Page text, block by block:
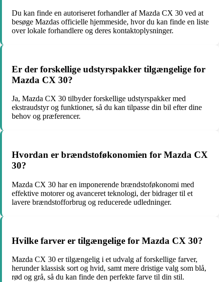
Du kan finde en autoriseret forhandler af Mazda CX 30 ved at
besøge Mazdas officielle hjemmeside, hvor du kan finde en liste
over lokale forhandlere og deres kontaktoplysninger.
Er der forskellige udstyrspakker tilgængelige for
Mazda CX 30?
Ja, Mazda CX 30 tilbyder forskellige udstyrspakker med
ekstraudstyr og funktioner, så du kan tilpasse din bil efter dine
behov og præferencer.
Hvordan er brændstoføkonomien for Mazda CX
30?
Mazda CX 30 har en imponerende brændstoføkonomi med
effektive motorer og avanceret teknologi, der bidrager til et
lavere brændstofforbrug og reducerede udledninger.
Hvilke farver er tilgængelige for Mazda CX 30?
Mazda CX 30 er tilgængelig i et udvalg af forskellige farver,
herunder klassisk sort og hvid, samt mere dristige valg som blå,
rød og grå, så du kan finde den perfekte farve til din stil.